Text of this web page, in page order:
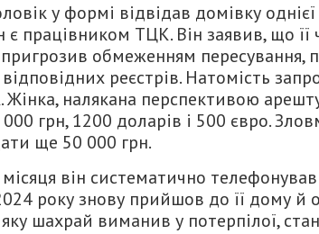
у формі відвідав домівку
є працівником ТЦК. Він заявив, що її
обмеженням
реєстрів. Натомість
налякана перспективою
грн, 1200 доларів і 500 євро.
ще 50 000 грн.
він систематично
року знову прийшов до її дому й
шахрай виманив у потерпілої,